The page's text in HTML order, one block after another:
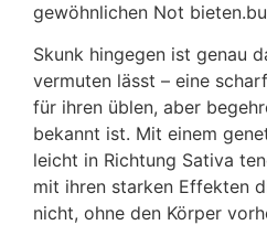
gewöhnlichen Not
Skunk hingegen ist genau
vermuten lässt – eine
für ihren üblen, aber
bekannt ist. Mit einem
leicht in Richtung Sativa
mit ihren starken Effekten
nicht, ohne den Körper